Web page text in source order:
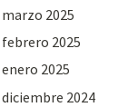
marzo 2025
febrero 2025
enero 2025
diciembre 2024